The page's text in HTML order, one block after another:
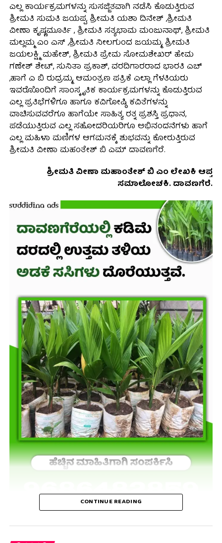
ಎಲ್ಲ ಕಾರ್ಯಕ್ರಮಗಳನ್ನು ಸುಸಜ್ಜಿತವಾಗಿ ನಡೆಸಿ ಕೊಡುತ್ತಿರುವ
ಶ್ರೀಮತಿ ಸುಮತಿ ಜಯಪ್ಪ, ಶ್ರೀಮತಿ ಯಶಾ ದಿನೇಶ್ ,ಶ್ರೀಮತಿ
ವೀಣಾ ಕೃಷ್ಣಮೂರ್ತಿ , ಶ್ರೀಮತಿ ಸತ್ಯಭಾಮ ಮಂಜುನಾಥ್, ಶ್ರೀಮತಿ
ಮಲ್ಲಮ್ಮ ಎಂ ಎಸ್ ,ಶ್ರೀಮತಿ ನೀಲಗುಂದ ಜಯಮ್ಮ, ಶ್ರೀಮತಿ
ಜಯಲಕ್ಷ್ಮಿ ಮಹೇಶ್, ಶ್ರೀಮತಿ ಪ್ರೇಮ ಸೋಮಶೇಖರ್ ಹೇಮ
ಗಣೇಶ್ ಶೇಟ್, ಸುನಿತಾ ಪ್ರಕಾಶ್, ವರದಿಗಾರರಾದ ಭಾರತಿ ಎಚ್
,ಹಾಗೆ ಎ ಬಿ ರುದ್ರಮ್ಮ, ಆಮಂತ್ರಣ ಪತ್ರಿಕೆ ಎಲ್ಲಾ ಗೆಳತಿಯರು
ಇವರೊೊಂದಿಗೆ ಸಾಂಸ್ಕೃತಿಕ ಕಾರ್ಯಕ್ರಮಗಳನ್ನು ಕೊಡುತ್ತಿರುವ
ಎಲ್ಲ ಪ್ರತಿಭೆಗಳಿಗೂ ಹಾಗೂ ಕವಿಗೋಷ್ಠಿ ಕವಿತೆಗಳನ್ನು
ವಾಚಿಸುವವರೆಗೂ ಹಾಗೆಯೇ ಸಾಹಿತ್ಯ ರತ್ನ ಪ್ರಶಸ್ತಿ ಪ್ರಧಾನ,
ಪಡೆಯುತ್ತಿರುವ ಎಲ್ಲ ಸಹೋದರಿಯರಿಗೂ ಅಭಿನಂದನೆಗಳು ಹಾಗೆ
ಎಲ್ಲ ಮಹಿಳಾ ಮಣಿಗಳ ಆಗಮನಕ್ಕೆ ಶುಭವನ್ನು ಕೋರುತ್ತಿರುವ
ಶ್ರೀಮತಿ ವೀಣಾ ಮಹಂತೇಶ್ ಬಿ ಎಮ್ ದಾವಣಗೆರೆ.
ಶ್ರೀಮತಿ ವೀಣಾ ಮಹಾಂತೇಶ್ ಬಿ ಎಂ ಲೇಖಕಿ ಆಪ್ತ
ಸಮಾಲೋಚಕಿ. ದಾವಣಗೆರೆ.
CONTINUE READING